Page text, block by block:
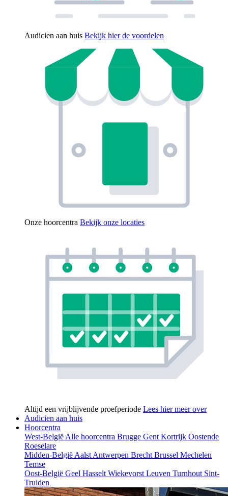
Audicien aan huis Bekijk hier de voordelen
Onze hoorcentra Bekijk onze locaties
Altijd een vrijblijvende proefperiode Lees hier meer over
Audicien aan huis
Hoorcentra
West-België Alle hoorcentra Brugge Gent Kortrijk Oostende
Roeselare
Midden-België Aalst Antwerpen Brecht Brussel Mechelen
Temse
Oost-België Geel Hasselt Wiekevorst Leuven Turnhout Sint-
Truiden